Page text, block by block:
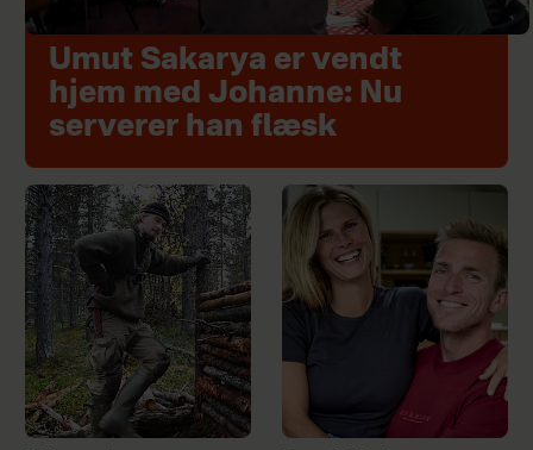
Umut Sakarya er vendt
hjem med Johanne: Nu
serverer han flæsk